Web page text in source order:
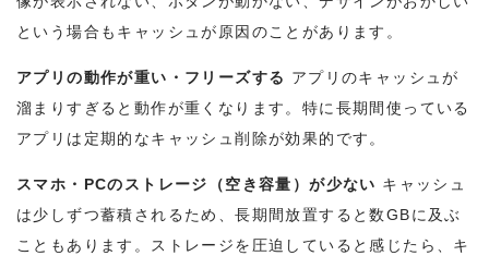
という場合もキャッシュが原因のことがあります。
アプリの動作が重い・フリーズする アプリのキャッシュが
溜まりすぎると動作が重くなります。特に長期間使っている
アプリは定期的なキャッシュ削除が効果的です。
スマホ・PCのストレージ（空き容量）が少ない キャッシュ
は少しずつ蓄積されるため、長期間放置すると数GBに及ぶ
こともあります。ストレージを圧迫していると感じたら、キ